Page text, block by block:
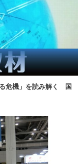
る危機」を読み解く 国